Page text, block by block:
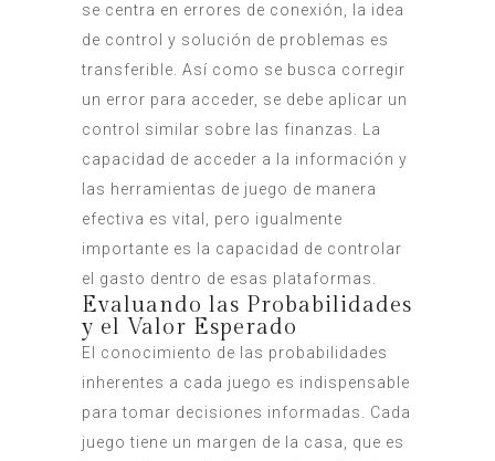
se centra en errores de conexión, la idea
de control y solución de problemas es
transferible. Así como se busca corregir
un error para acceder, se debe aplicar un
control similar sobre las finanzas. La
capacidad de acceder a la información y
las herramientas de juego de manera
efectiva es vital, pero igualmente
importante es la capacidad de controlar
el gasto dentro de esas plataformas.
Evaluando las Probabilidades
y el Valor Esperado
El conocimiento de las probabilidades
inherentes a cada juego es indispensable
para tomar decisiones informadas. Cada
juego tiene un margen de la casa, que es